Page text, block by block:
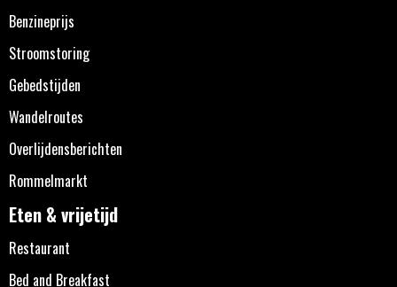
Benzineprijs
Stroomstoring
Gebedstijden
Wandelroutes
Overlijdensberichten
Rommelmarkt
Eten & vrijetijd
Restaurant
Bed and Breakfast